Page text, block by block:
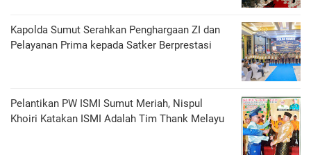
Kapolda Sumut Serahkan Penghargaan ZI dan
Pelayanan Prima kepada Satker Berprestasi
Pelantikan PW ISMI Sumut Meriah, Nispul
Khoiri Katakan ISMI Adalah Tim Thank Melayu